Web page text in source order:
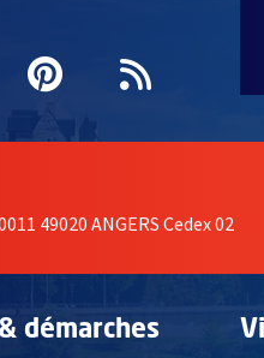
fenêtre
nouvelle
une
Pinterest
, Ouvre une
Flux RSS
49020 ANGERS Cedex 02
démarches